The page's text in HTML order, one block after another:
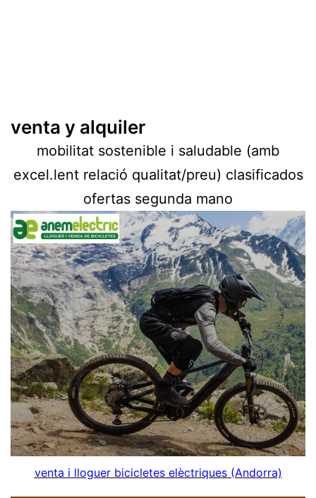
venta y alquiler
mobilitat sostenible i saludable (amb
excel.lent relació qualitat/preu) clasificados
ofertas segunda mano
venta i lloguer bicicletes elèctriques (Andorra)